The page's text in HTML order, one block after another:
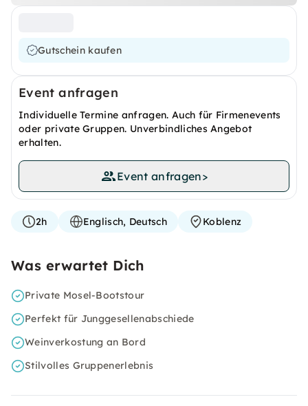
Gutschein kaufen
Event anfragen
Individuelle Termine anfragen. Auch für Firmenevents
oder private Gruppen. Unverbindliches Angebot
erhalten.
Event anfragen>
2h Englisch, Deutsch Koblenz
Was erwartet Dich
Private Mosel-Bootstour
Perfekt für Junggesellenabschiede
Weinverkostung an Bord
Stilvolles Gruppenerlebnis